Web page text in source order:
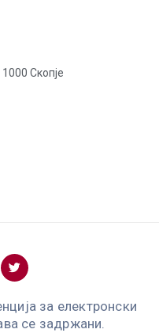
Скопје
за електронски
се задржани.